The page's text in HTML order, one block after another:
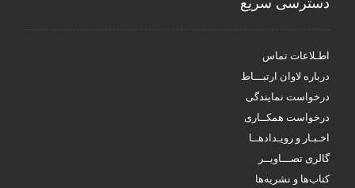
دسترسی سریع
اطـلاعات تماس
درباره لاوان ارتبـــاط
درخواست نمایندگی
درخواست همکــاری
اخـبـار و رویـدادهــا
گالری تصـــاویــر
کتاب‌ها و نشریه‌ها